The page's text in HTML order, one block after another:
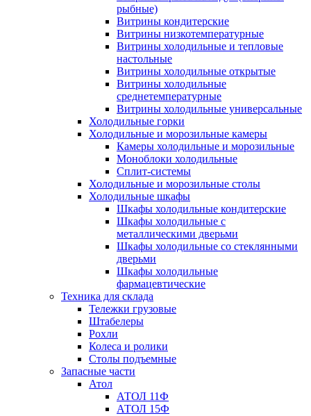
рыбные)
Витрины кондитерские
Витрины низкотемпературные
Витрины холодильные и тепловые
настольные
Витрины холодильные открытые
Витрины холодильные
среднетемпературные
Витрины холодильные универсальные
Холодильные горки
Холодильные и морозильные камеры
Камеры холодильные и морозильные
Моноблоки холодильные
Сплит-системы
Холодильные и морозильные столы
Холодильные шкафы
Шкафы холодильные кондитерские
Шкафы холодильные с
металлическими дверьми
Шкафы холодильные со стеклянными
дверьми
Шкафы холодильные
фармацевтические
Техника для склада
Тележки грузовые
Штабелеры
Рохли
Колеса и ролики
Столы подъемные
Запасные части
Атол
АТОЛ 11Ф
АТОЛ 15Ф